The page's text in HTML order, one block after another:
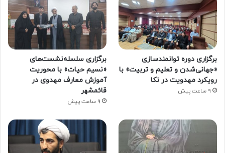
برگزاری دوره توانمندسازی
«جهانی‌شدن و تعلیم و تربیت» با
رویکرد مهدویت در نکا
9 ساعت پیش
برگزاری سلسله‌نشست‌های
«نسیم حیات» با محوریت
آموزش معارف مهدوی در
قائمشهر
9 ساعت پیش